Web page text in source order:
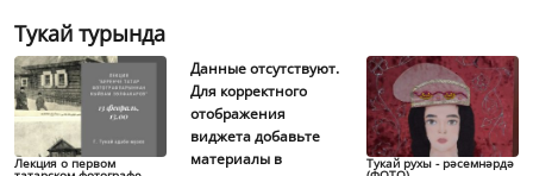
Тукай турында
Лекция о первом
Данные отсутствуют.
Для корректного
отображения
виджета добавьте
материалы в
Тукай рухы - рәсемнәрдә